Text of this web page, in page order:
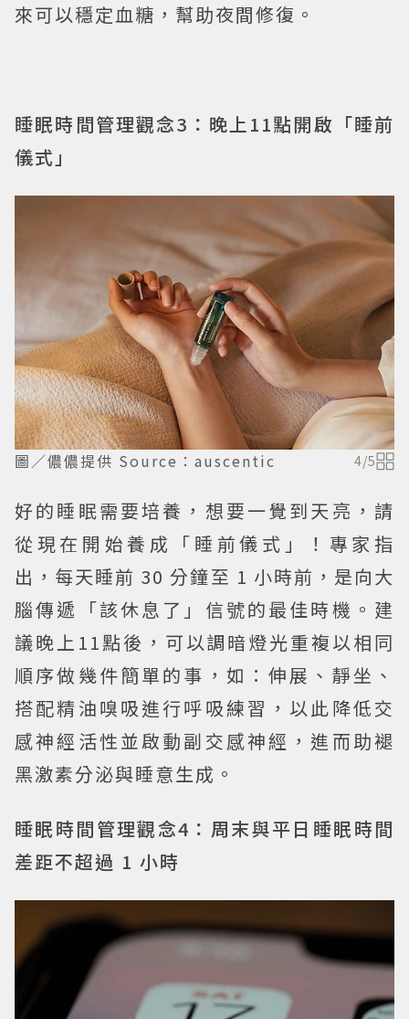
來可以穩定血糖，幫助夜間修復。
睡眠時間管理觀念3：晚上11點開啟「睡前
儀式」
圖／儂儂提供 Source：auscentic 4/5
好的睡眠需要培養，想要一覺到天亮，請
從現在開始養成「睡前儀式」！專家指
出，每天睡前 30 分鐘至 1 小時前，是向大
腦傳遞「該休息了」信號的最佳時機。建
議晚上11點後，可以調暗燈光重複以相同
順序做幾件簡單的事，如：伸展、靜坐、
搭配精油嗅吸進行呼吸練習，以此降低交
感神經活性並啟動副交感神經，進而助褪
黑激素分泌與睡意生成。
睡眠時間管理觀念4：周末與平日睡眠時間
差距不超過 1 小時